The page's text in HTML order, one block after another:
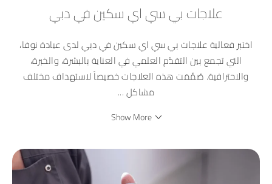
علاجات بي سي اي سكين في دبي
اختبر فعالية علاجات بي سي اي سكين في دبي لدى عيادة نوفا،
التي تجمع بين التقدُّم العلمي في العناية بالبشرة، والخبرة،
والاحترافية. صُمِّمَت هذه العلاجات خصيصاً لاستهداف مختلف
مشاكل...
Show More